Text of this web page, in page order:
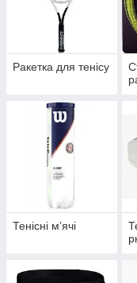
Ракетка для тенісу
Тенісні мʼячі